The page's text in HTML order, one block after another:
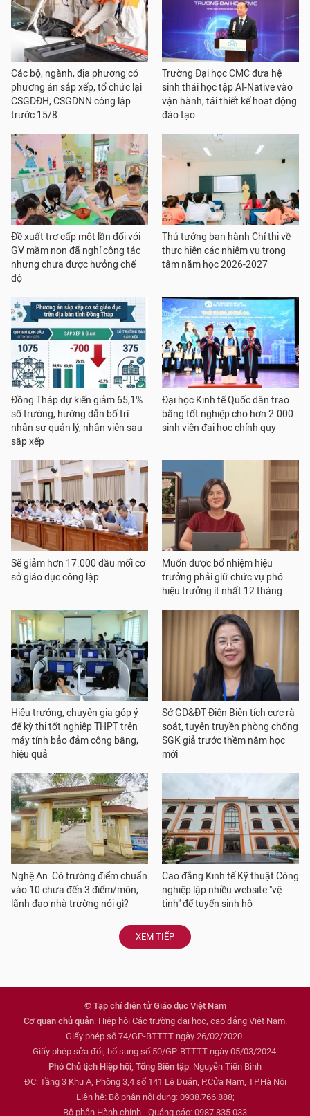
Các bộ, ngành, địa phương có
phương án sắp xếp, tổ chức lại
CSGDĐH, CSGDNN công lập
trước 15/8
Trường Đại học CMC đưa hệ
sinh thái học tập AI-Native vào
vận hành, tái thiết kế hoạt động
đào tạo
Đề xuất trợ cấp một lần đối với
GV mầm non đã nghỉ công tác
nhưng chưa được hưởng chế
độ
Thủ tướng ban hành Chỉ thị về
thực hiện các nhiệm vụ trọng
tâm năm học 2026-2027
Đồng Tháp dự kiến giảm 65,1%
số trường, hướng dẫn bố trí
nhân sự quản lý, nhân viên sau
sắp xếp
Đại học Kinh tế Quốc dân trao
bằng tốt nghiệp cho hơn 2.000
sinh viên đại học chính quy
Sẽ giảm hơn 17.000 đầu mối cơ
sở giáo dục công lập
Muốn được bổ nhiệm hiệu
trưởng phải giữ chức vụ phó
hiệu trưởng ít nhất 12 tháng
Hiệu trưởng, chuyên gia góp ý
để kỳ thi tốt nghiệp THPT trên
máy tính bảo đảm công bằng,
hiệu quả
Sở GD&ĐT Điện Biên tích cực rà
soát, tuyên truyền phòng chống
SGK giả trước thềm năm học
mới
Nghệ An: Có trường điểm chuẩn
vào 10 chưa đến 3 điểm/môn,
lãnh đạo nhà trường nói gì?
Cao đẳng Kinh tế Kỹ thuật Công
nghiệp lập nhiều website "vệ
tinh" để tuyển sinh hộ
XEM TIẾP
© Tạp chí điện tử Giáo dục Việt Nam
Cơ quan chủ quản: Hiệp hội Các trường đại học, cao đẳng Việt Nam.
Giấy phép số 74/GP-BTTTT ngày 26/02/2020.
Giấy phép sửa đổi, bổ sung số 50/GP-BTTTT ngày 05/03/2024.
Phó Chủ tịch Hiệp hội, Tổng Biên tập: Nguyễn Tiến Bình
ĐC: Tầng 3 Khu A, Phòng 3,4 số 141 Lê Duẩn, P.Cửa Nam, TP.Hà Nội
Liên hệ: Bộ phận nội dung: 0938.766.888;
Bộ phận Hành chính - Quảng cáo: 0987.835.033